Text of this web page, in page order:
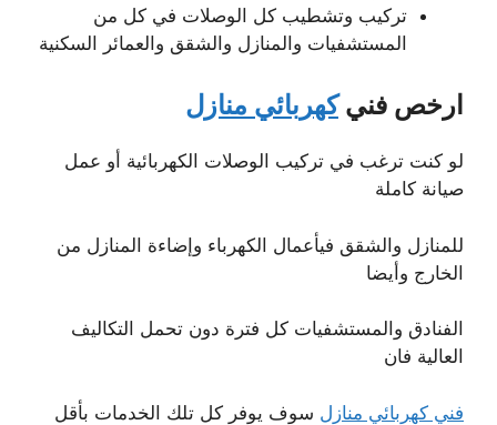
تركيب وتشطيب كل الوصلات في كل من
المستشفيات والمنازل والشقق والعمائر السكنية
ارخص فنيكهربائي منازل
لو كنت ترغب في تركيب الوصلات الكهربائية أو عمل
صيانة كاملة
للمنازل والشقق فيأعمال الكهرباء وإضاءة المنازل من
الخارج وأيضا
الفنادق والمستشفيات كل فترة دون تحمل التكاليف
العالية فان
فني كهربائي منازل سوف يوفر كل تلك الخدمات بأقل